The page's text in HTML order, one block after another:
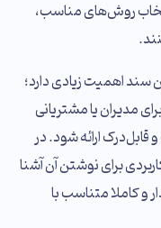
روش‌های مناسب،
سند اهمیت زیادی دارد؛
مدیران یا مشتریانی
ارائه شود. در
برای نوشتن آن آشنا
و کاملا متناسب با